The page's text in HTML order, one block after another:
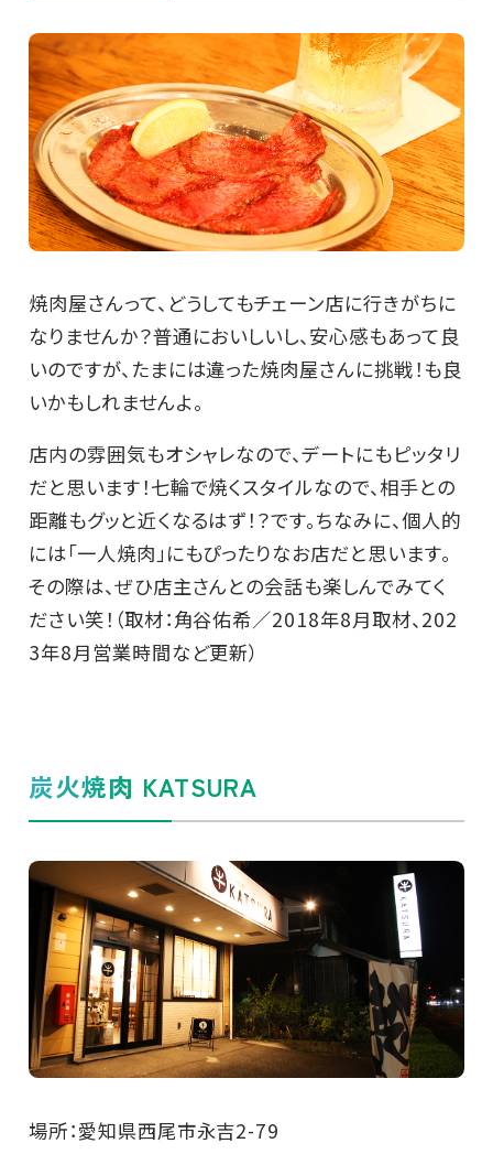
焼肉屋さんって、どうしてもチェーン店に行きがちに
なりませんか？普通においしいし、安心感もあって良
いのですが、たまには違った焼肉屋さんに挑戦！も良
いかもしれませんよ。
店内の雰囲気もオシャレなので、デートにもピッタリ
だと思います！七輪で焼くスタイルなので、相手との
距離もグッと近くなるはず！？です。ちなみに、個人的
には「一人焼肉」にもぴったりなお店だと思います。
その際は、ぜひ店主さんとの会話も楽しんでみてく
ださい笑！（取材：角谷佑希／2018年8月取材、202
3年8月営業時間など更新）
炭火焼肉 KATSURA
場所：愛知県西尾市永吉2-79